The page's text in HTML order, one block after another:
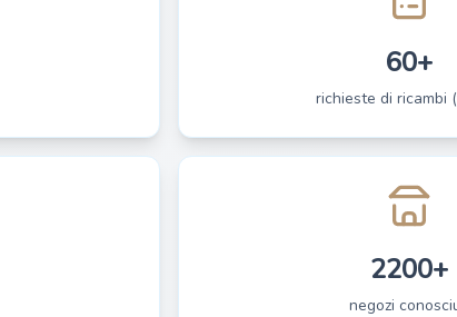
60+
richieste di ricambi
2200+
negozi